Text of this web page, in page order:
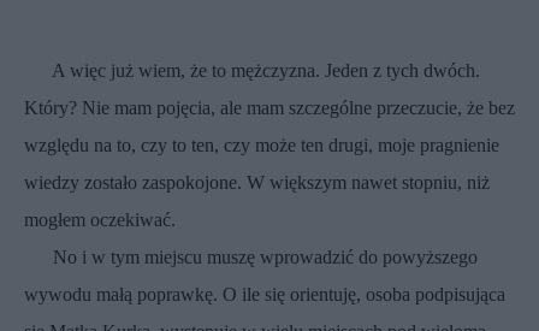
A więc już wiem, że to mężczyzna. Jeden z tych dwóch.
Który? Nie mam pojęcia, ale mam szczególne przeczucie, że bez
względu na to, czy to ten, czy może ten drugi, moje pragnienie
wiedzy zostało zaspokojone. W większym nawet stopniu, niż
mogłem oczekiwać.
No i w tym miejscu muszę wprowadzić do powyższego
wywodu małą poprawkę. O ile się orientuję, osoba podpisująca